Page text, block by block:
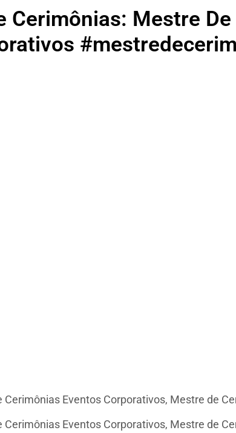
Cerimônias: Mestre
Eventos Corporativos, Mestre de
Eventos Corporativos, Mestre de